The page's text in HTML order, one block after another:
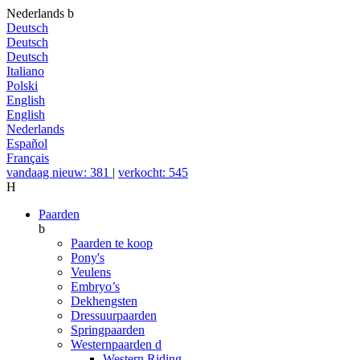
Nederlands b
Deutsch
Deutsch
Deutsch
Italiano
Polski
English
English
Nederlands
Español
Français
vandaag nieuw: 381 | verkocht: 545
H
Paarden
b
Paarden te koop
Pony's
Veulens
Embryo’s
Dekhengsten
Dressuurpaarden
Springpaarden
Westernpaarden d